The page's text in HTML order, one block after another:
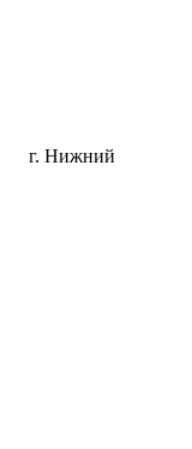
г. Нижний